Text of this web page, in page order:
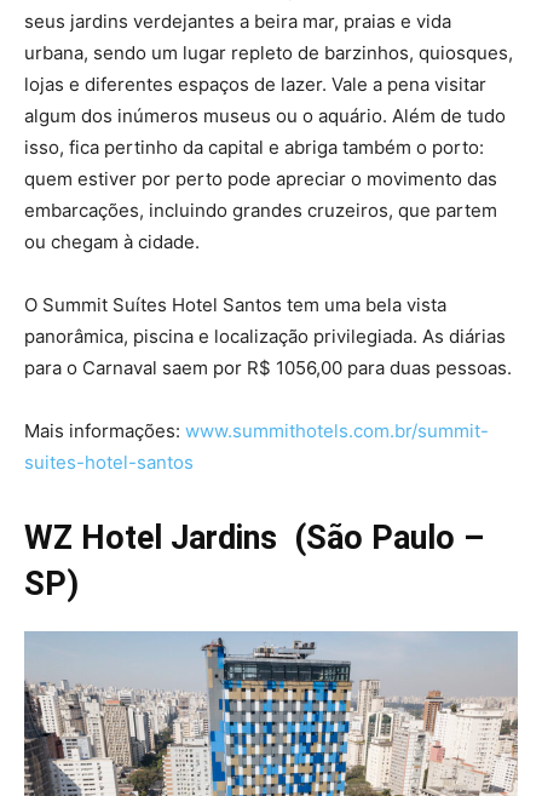
seus jardins verdejantes a beira mar, praias e vida
urbana, sendo um lugar repleto de barzinhos, quiosques,
lojas e diferentes espaços de lazer. Vale a pena visitar
algum dos inúmeros museus ou o aquário. Além de tudo
isso, fica pertinho da capital e abriga também o porto:
quem estiver por perto pode apreciar o movimento das
embarcações, incluindo grandes cruzeiros, que partem
ou chegam à cidade.
O Summit Suítes Hotel Santos tem uma bela vista
panorâmica, piscina e localização privilegiada. As diárias
para o Carnaval saem por R$ 1056,00 para duas pessoas.
Mais informações: www.summithotels.com.br/summit-
suites-hotel-santos
WZ Hotel Jardins (São Paulo –
SP)